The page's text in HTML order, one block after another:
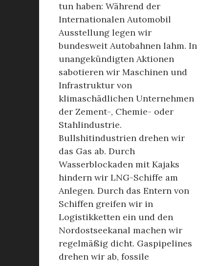
tun haben: Während der
Internationalen Automobil
Ausstellung legen wir
bundesweit Autobahnen lahm. In
unangekündigten Aktionen
sabotieren wir Maschinen und
Infrastruktur von
klimaschädlichen Unternehmen
der Zement-, Chemie- oder
Stahlindustrie.
Bullshitindustrien drehen wir
das Gas ab. Durch
Wasserblockaden mit Kajaks
hindern wir LNG-Schiffe am
Anlegen. Durch das Entern von
Schiffen greifen wir in
Logistikketten ein und den
Nordostseekanal machen wir
regelmäßig dicht. Gaspipelines
drehen wir ab, fossile